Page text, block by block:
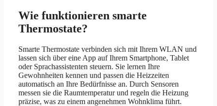
Wie funktionieren smarte
Thermostate?
Smarte Thermostate verbinden sich mit Ihrem WLAN und
lassen sich über eine App auf Ihrem Smartphone, Tablet
oder Sprachassistenten steuern. Sie lernen Ihre
Gewohnheiten kennen und passen die Heizzeiten
automatisch an Ihre Bedürfnisse an. Durch Sensoren
messen sie die Raumtemperatur und regeln die Heizung
präzise, was zu einem angenehmen Wohnklima führt.